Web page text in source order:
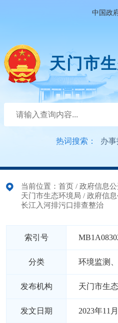
中国政
天门市
热词搜索： 办
当前位置： 首页 / 政府信息
天门市生态环境局 / 政府信
长江入河排污口排查整治
索引号
分类 环境监测
发布机构 天门市生
发文日期 2023年11